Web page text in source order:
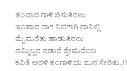
ತಂಪಾದ ಗಾಳಿ ಬಿಸುತಿರಲು
ಇಂಪಾದ ರಾಗ ನಿನಗಾಗಿ ನಾನಿಲ್ಲಿ
ಮೈ ಮರೆತು ಹಾಡುತಿರಲು
ನಮ್ಮಿಬ್ಬರ ನಡುವೆ ಪ್ರೇಮವೆಂಬ
ಕವಿತೆ ಅರಳಿ ತಂಗಾಳಿಯ ಮನ ಸೇರಿತು..!!